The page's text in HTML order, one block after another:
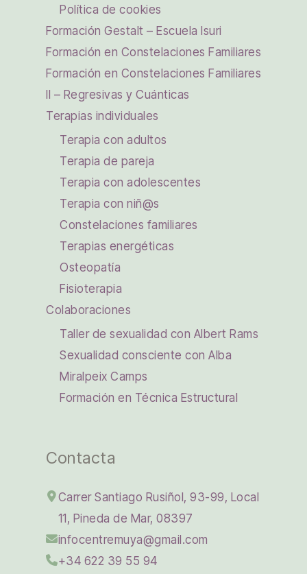
Política de cookies
Formación Gestalt – Escuela Isuri
Formación en Constelaciones Familiares
Formación en Constelaciones Familiares
II – Regresivas y Cuánticas
Terapias individuales
Terapia con adultos
Terapia de pareja
Terapia con adolescentes
Terapia con niñ@s
Constelaciones familiares
Terapias energéticas
Osteopatía
Fisioterapia
Colaboraciones
Taller de sexualidad con Albert Rams
Sexualidad consciente con Alba
Miralpeix Camps
Formación en Técnica Estructural
Contacta
Carrer Santiago Rusiñol, 93-99, Local
11, Pineda de Mar, 08397
infocentremuya@gmail.com
+34 622 39 55 94